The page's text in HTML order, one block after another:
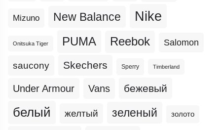
Mizuno New Balance Nike
Onitsuka Tiger PUMA Reebok Salomon
saucony Skechers Sperry Timberland
Under Armour Vans бежевый
белый желтый зеленый золото